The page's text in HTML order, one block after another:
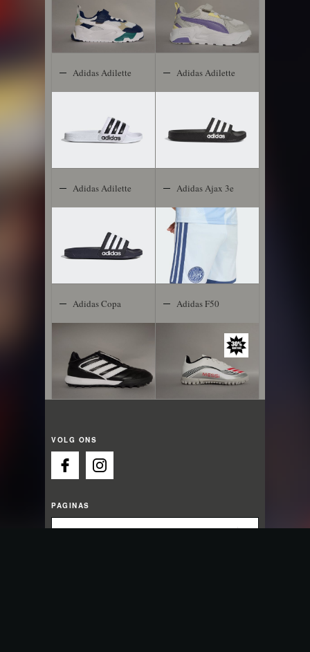
Adidas Adilette
Adidas Adilette
Adidas Adilette
Adidas Ajax 3e
2027 Kids
Adidas Copa
Adidas F50
VOLG ONS
PAGINAS